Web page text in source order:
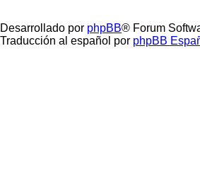
Desarrollado por phpBB® Forum
Traducción al español por phpBB